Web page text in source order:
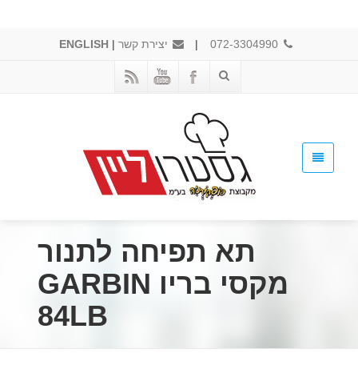
072-3304990
| יצירת קשר |
ENGLISH
תא תפיחה לתנור
מקסי בריו GARBIN
84LB